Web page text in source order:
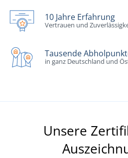
10 Jahre Erfahrung
Vertrauen und
Tausende
in ganz Deutschland und
Unsere